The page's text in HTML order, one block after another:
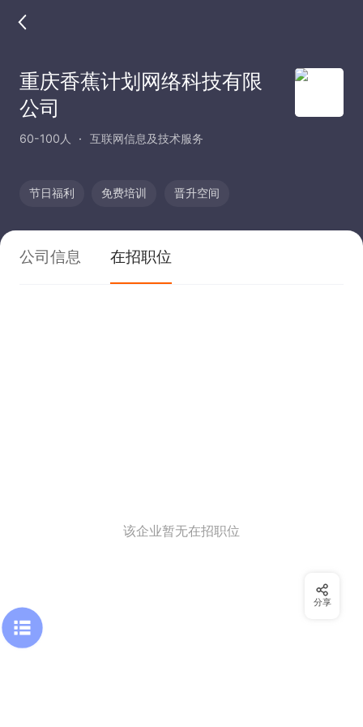
重庆香蕉计划网络科技有限
公司
60-100人 互联网信息及技术服务
节日福利 免费培训 晋升空间
公司信息 在招职位
该企业暂无在招职位
分享